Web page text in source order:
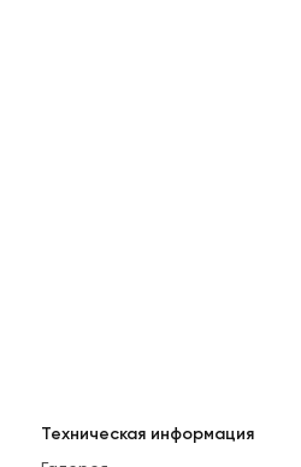
Техническая информация